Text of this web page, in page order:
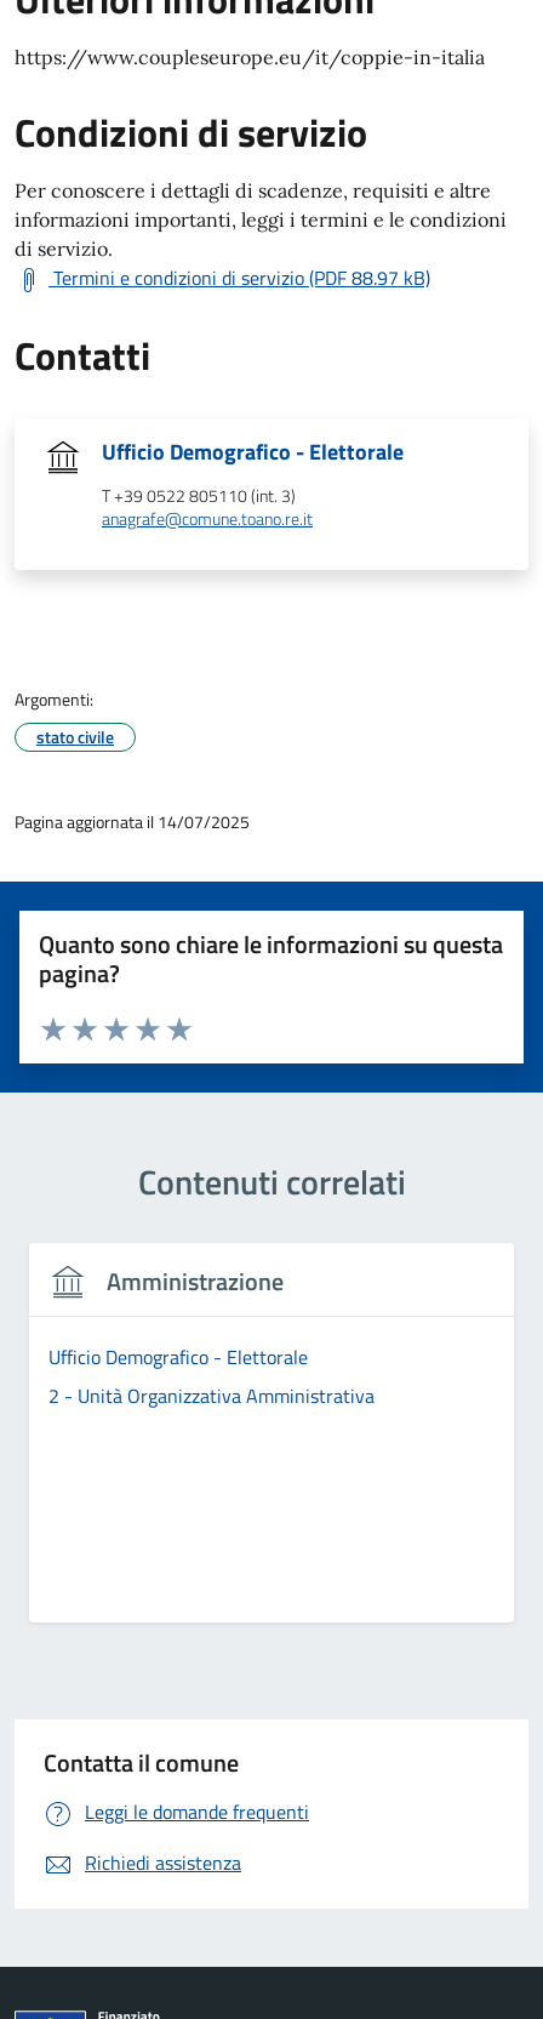
https://www.coupleseurope.eu/it/coppie-in-italia
Condizioni di servizio
Per conoscere i dettagli di scadenze, requisiti e altre
informazioni importanti, leggi i termini e le condizioni
di servizio.
Termini e condizioni di servizio (PDF 88.97 kB)
Contatti
Ufficio Demografico - Elettorale
T +39 0522 805110 (int. 3)
anagrafe@comune.toano.re.it
Argomenti:
stato civile
Pagina aggiornata il 14/07/2025
Quanto sono chiare le informazioni su questa
pagina?
Valuta 5 stelle su 5
Valuta 4 stelle su 5
Valuta 3 stelle su 5
Valuta 2 stelle su 5
Valuta 1 stelle su 5
Contenuti correlati
Amministrazione
Ufficio Demografico - Elettorale
2 - Unità Organizzativa Amministrativa
Contatta il comune
Leggi le domande frequenti
Richiedi assistenza